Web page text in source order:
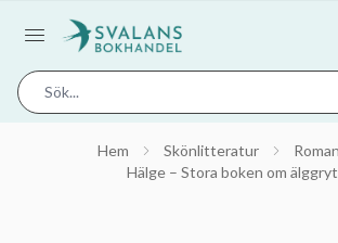
Hem Skönlitteratur
Hälge – Stora boken om